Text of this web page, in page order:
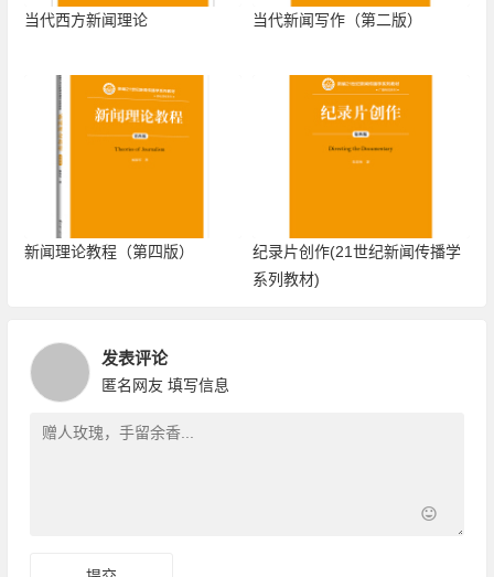
当代西方新闻理论 当代新闻写作（第二版）
新闻理论教程（第四版）
纪录片创作(21世纪新闻传播学
系列教材)
发表评论
匿名网友 填写信息